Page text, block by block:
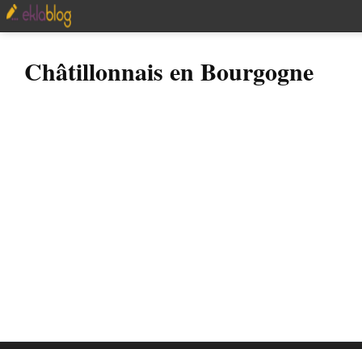
Châtillonnais en Bourgogne